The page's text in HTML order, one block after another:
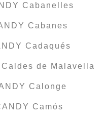
Cabanelles
Cabanes
Cadaqués
de Malavella
Calonge
Camós